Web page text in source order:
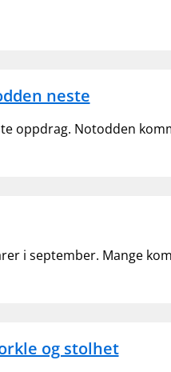
neste
oppdrag. Notodden
i september. Mange
og stolhet